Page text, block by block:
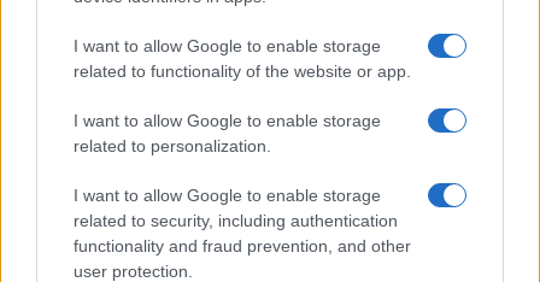
I want to allow Google to enable storage
related to functionality of the website or app.
I want to allow Google to enable storage
related to personalization.
I want to allow Google to enable storage
related to security, including authentication
functionality and fraud prevention, and other
user protection.
Beatrice Bonaventura · 9 Ago 2026